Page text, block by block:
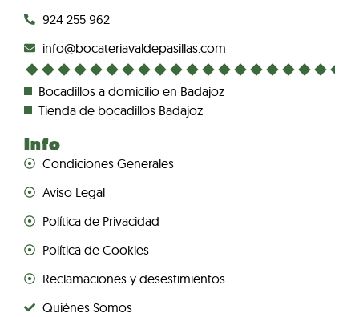
924 255 962
info@bocateriavaldepasillas.com
Bocadillos a domicilio en Badajoz
Tienda de bocadillos Badajoz
Info
Condiciones Generales
Aviso Legal
Política de Privacidad
Política de Cookies
Reclamaciones y desestimientos
Quiénes Somos